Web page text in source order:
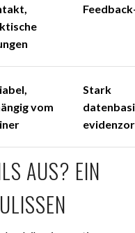
vom
Stark
AUS? EIN